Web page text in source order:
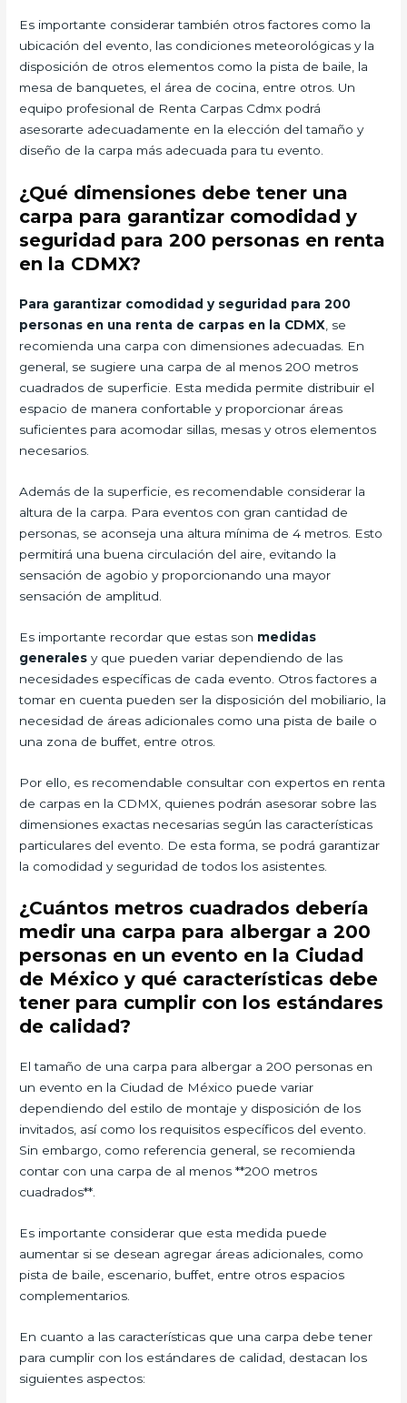
Es importante considerar también otros factores como la
ubicación del evento, las condiciones meteorológicas y la
disposición de otros elementos como la pista de baile, la
mesa de banquetes, el área de cocina, entre otros. Un
equipo profesional de Renta Carpas Cdmx podrá
asesorarte adecuadamente en la elección del tamaño y
diseño de la carpa más adecuada para tu evento.
¿Qué dimensiones debe tener una
carpa para garantizar comodidad y
seguridad para 200 personas en renta
en la CDMX?
Para garantizar comodidad y seguridad para 200
personas en una renta de carpas en la CDMX , se
recomienda una carpa con dimensiones adecuadas. En
general, se sugiere una carpa de al menos 200 metros
cuadrados de superficie. Esta medida permite distribuir el
espacio de manera confortable y proporcionar áreas
suficientes para acomodar sillas, mesas y otros elementos
necesarios.
Además de la superficie, es recomendable considerar la
altura de la carpa. Para eventos con gran cantidad de
personas, se aconseja una altura mínima de 4 metros. Esto
permitirá una buena circulación del aire, evitando la
sensación de agobio y proporcionando una mayor
sensación de amplitud.
Es importante recordar que estas son medidas
generales y que pueden variar dependiendo de las
necesidades específicas de cada evento. Otros factores a
tomar en cuenta pueden ser la disposición del mobiliario, la
necesidad de áreas adicionales como una pista de baile o
una zona de buffet, entre otros.
Por ello, es recomendable consultar con expertos en renta
de carpas en la CDMX, quienes podrán asesorar sobre las
dimensiones exactas necesarias según las características
particulares del evento. De esta forma, se podrá garantizar
la comodidad y seguridad de todos los asistentes.
¿Cuántos metros cuadrados debería
medir una carpa para albergar a 200
personas en un evento en la Ciudad
de México y qué características debe
tener para cumplir con los estándares
de calidad?
El tamaño de una carpa para albergar a 200 personas en
un evento en la Ciudad de México puede variar
dependiendo del estilo de montaje y disposición de los
invitados, así como los requisitos específicos del evento.
Sin embargo, como referencia general, se recomienda
contar con una carpa de al menos **200 metros
cuadrados**.
Es importante considerar que esta medida puede
aumentar si se desean agregar áreas adicionales, como
pista de baile, escenario, buffet, entre otros espacios
complementarios.
En cuanto a las características que una carpa debe tener
para cumplir con los estándares de calidad, destacan los
siguientes aspectos: